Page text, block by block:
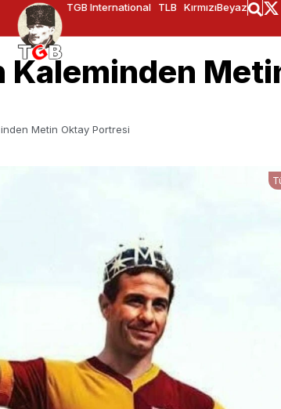
TGB International TLB KırmızıBeyaz
Kaleminden
Metin Oktay Portresi